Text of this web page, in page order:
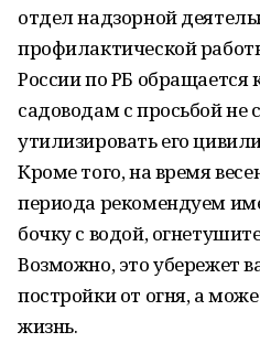
отдел надзорной
профилактической
России по РБ
садоводам с просьбой не
утилизировать его
Кроме того, на время
периода рекомендуем
бочку с водой,
Возможно, это убережет
постройки от огня, а
жизнь.